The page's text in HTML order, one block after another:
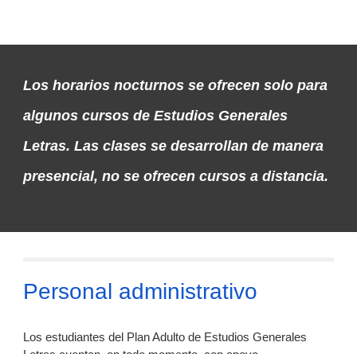
Los horarios nocturnos se ofrecen solo para
algunos cursos de Estudios Generales
Letras. Las clases se desarrollan de manera
presencial, no se ofrecen cursos a distancia.
Personal administrativo
Los estudiantes del Plan Adulto de Estudios Generales